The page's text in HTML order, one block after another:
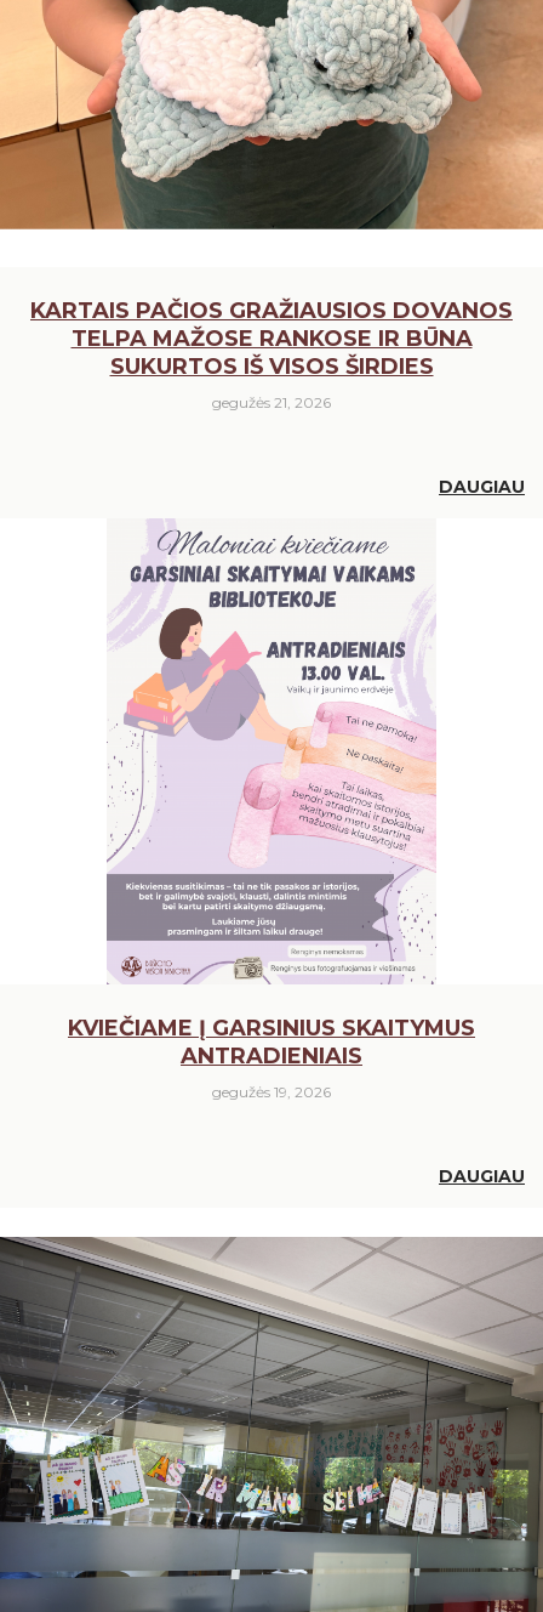
KARTAIS PAČIOS GRAŽIAUSIOS DOVANOS
TELPA MAŽOSE RANKOSE IR BŪNA
SUKURTOS IŠ VISOS ŠIRDIES
gegužės 21, 2026
DAUGIAU
KVIEČIAME Į GARSINIUS SKAITYMUS
ANTRADIENIAIS
gegužės 19, 2026
DAUGIAU